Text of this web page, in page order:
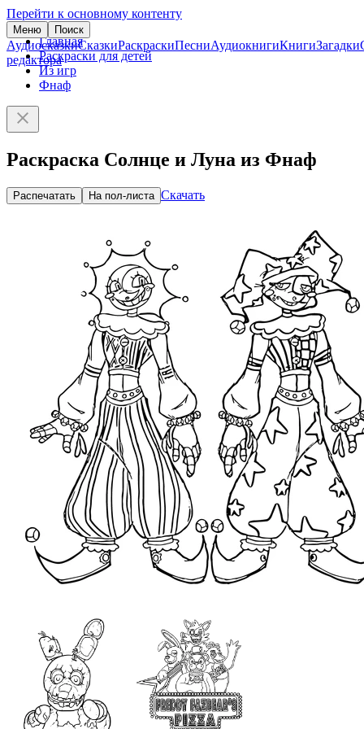
Перейти к основному контенту
Меню Поиск
АудиосказкиСказкиРаскраскиПесниАудиокнигиКнигиЗагадки
редактора
Главная
Раскраски для детей
Из игр
Фнаф
Раскраска Солнце и Луна из Фнаф
Распечатать На пол-листа Скачать